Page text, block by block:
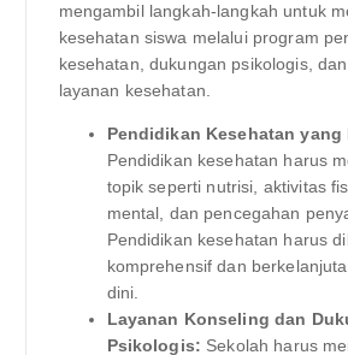
mengambil langkah-langkah untuk
kesehatan siswa melalui program
kesehatan, dukungan psikologis,
layanan kesehatan.
Pendidikan Kesehatan
Pendidikan kesehatan harus
topik seperti nutrisi, aktivitas
mental, dan pencegahan
Pendidikan kesehatan harus
komprehensif dan
dini.
Layanan Konseling dan
Psikologis: Sekolah harus